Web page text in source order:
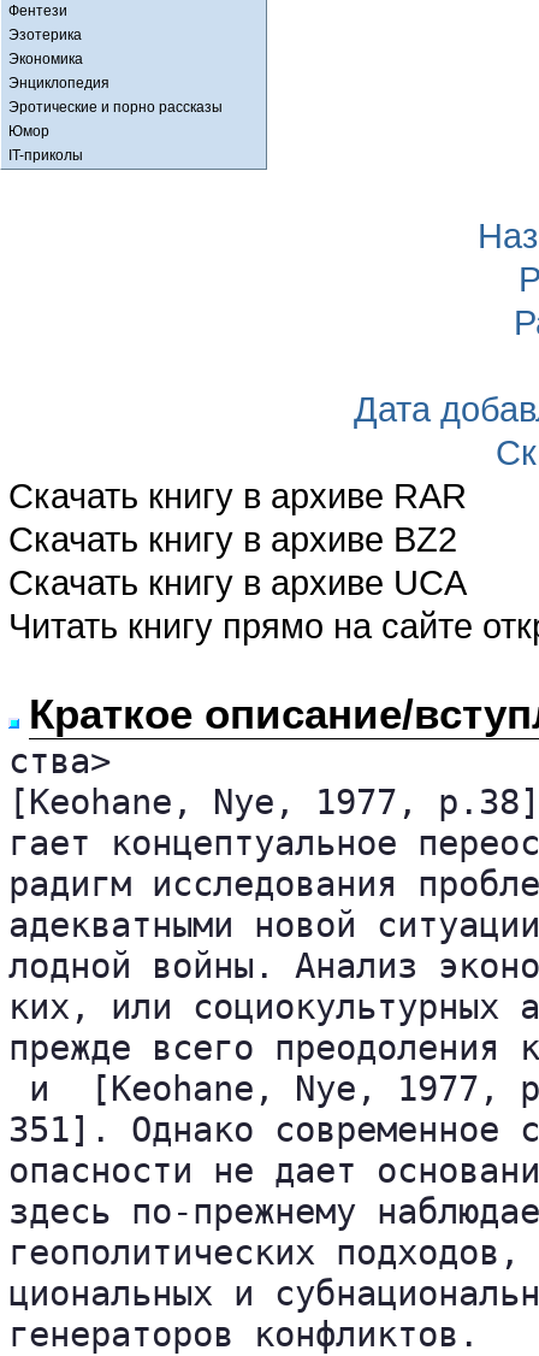
Фентези
Эзотерика
Экономика
Энциклопедия
Эротические и порно рассказы
Юмор
IT-приколы
Дата
Скачать книгу в архиве RAR
Скачать книгу в архиве BZ2
Скачать книгу в архиве UCA
Читать книгу прямо на сайте
Краткое описание/
ства>
[Keohane, Nye, 1977,
гает концептуальное
радигм исследования
адекватными новой
лодной войны. Анализ
ких, или социокультурных
и
[Keohane, Nye, 1977,
351]. Однако современное
опасности не дает
здесь по-прежнему
геополитических
циональных и
генераторов конфликтов.